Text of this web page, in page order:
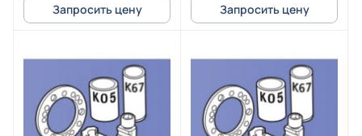
Запросить цену Запросить цену